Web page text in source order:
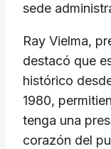
sede
​Ray Vielma,
destacó que
histórico
1980,
tenga una
corazón del